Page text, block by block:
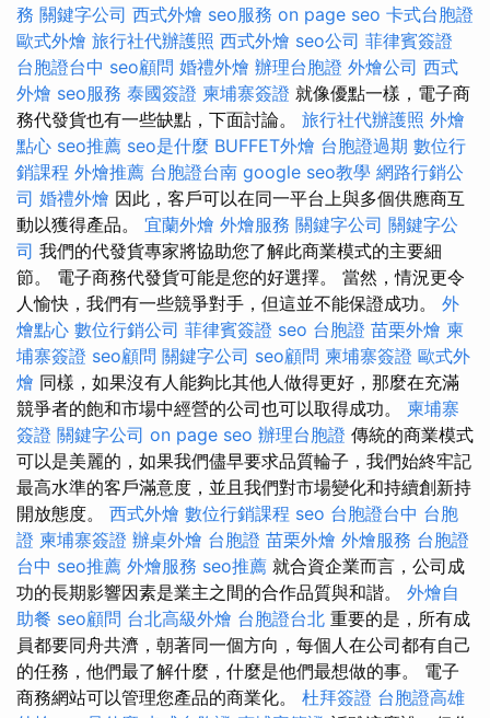
務 關鍵字公司 西式外燴 seo服務 on page seo 卡式台胞證
歐式外燴 旅行社代辦護照 西式外燴 seo公司 菲律賓簽證
台胞證台中 seo顧問 婚禮外燴 辦理台胞證 外燴公司 西式
外燴 seo服務 泰國簽證 柬埔寨簽證 就像優點一樣，電子商
務代發貨也有一些缺點，下面討論。 旅行社代辦護照 外燴
點心 seo推薦 seo是什麼 BUFFET外燴 台胞證過期 數位行
銷課程 外燴推薦 台胞證台南 google seo教學 網路行銷公
司 婚禮外燴 因此，客戶可以在同一平台上與多個供應商互
動以獲得產品。 宜蘭外燴 外燴服務 關鍵字公司 關鍵字公
司 我們的代發貨專家將協助您了解此商業模式的主要細
節。 電子商務代發貨可能是您的好選擇。 當然，情況更令
人愉快，我們有一些競爭對手，但這並不能保證成功。 外
燴點心 數位行銷公司 菲律賓簽證 seo 台胞證 苗栗外燴 柬
埔寨簽證 seo顧問 關鍵字公司 seo顧問 柬埔寨簽證 歐式外
燴 同樣，如果沒有人能夠比其他人做得更好，那麼在充滿
競爭者的飽和市場中經營的公司也可以取得成功。 柬埔寨
簽證 關鍵字公司 on page seo 辦理台胞證 傳統的商業模式
可以是美麗的，如果我們儘早要求品質輪子，我們始終牢記
最高水準的客戶滿意度，並且我們對市場變化和持續創新持
開放態度。 西式外燴 數位行銷課程 seo 台胞證台中 台胞
證 柬埔寨簽證 辦桌外燴 台胞證 苗栗外燴 外燴服務 台胞證
台中 seo推薦 外燴服務 seo推薦 就合資企業而言，公司成
功的長期影響因素是業主之間的合作品質與和諧。 外燴自
助餐 seo顧問 台北高級外燴 台胞證台北 重要的是，所有成
員都要同舟共濟，朝著同一個方向，每個人在公司都有自己
的任務，他們最了解什麼，什麼是他們最想做的事。 電子
商務網站可以管理您產品的商業化。 杜拜簽證 台胞證高雄